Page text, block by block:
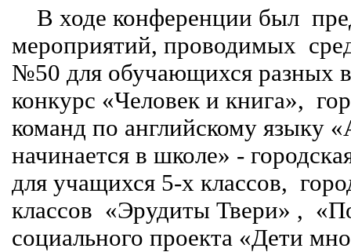
В ходе конференции был
мероприятий, проводимых
№50 для обучающихся разных
конкурс «Человек и книга»,
команд по английскому языку
начинается в школе» -
для учащихся 5-х классов,
классов «Эрудиты Твери» ,
социального проекта «Дети